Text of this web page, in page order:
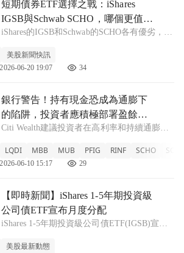
擇之戰：iShares IGSB與Schwab SCHO
短期債券ETF選擇之戰：iShares
IGSB與Schwab SCHO，哪個更值得
投資？
iShares的IGSB和Schwab的SCHO各有優劣，前
稱。本文深入比較兩者的特點及適合的投資策
略。 SCHO +0.08% IGSB +0.19% 在當前
美股新聞快訊
2026-06-20 19:07 34
現金恐成為通膨下的陷阱，投資者應積
銀行警告！持有現金恐成為通膨下
的陷阱，投資者應積極部署盈餘資
金
Citi Wealth建議投資者在高利率和持續通膨環
的機會。 #GSPC -0.26% JNK -0.09% LQD
-0.08% LQDI +0.21% MB
LQDI MBB MUB PFIG RINF SCHO SCHP
2026-06-10 15:17 29
1-5年期投資級公司債ETF宣布月
【即時新聞】iShares 1-5年期投資級
公司債ETF宣布月度分配
iShares 1-5年期投資級公司債ETF(IGSB)宣布
望獲得穩定收益的投資人來說是一個值得注意
美股最新動態